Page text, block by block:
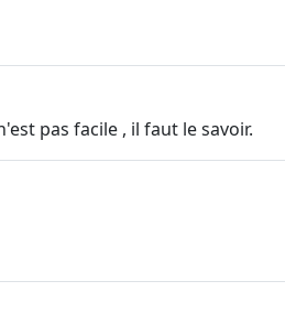
pas facile , il faut le savoir.